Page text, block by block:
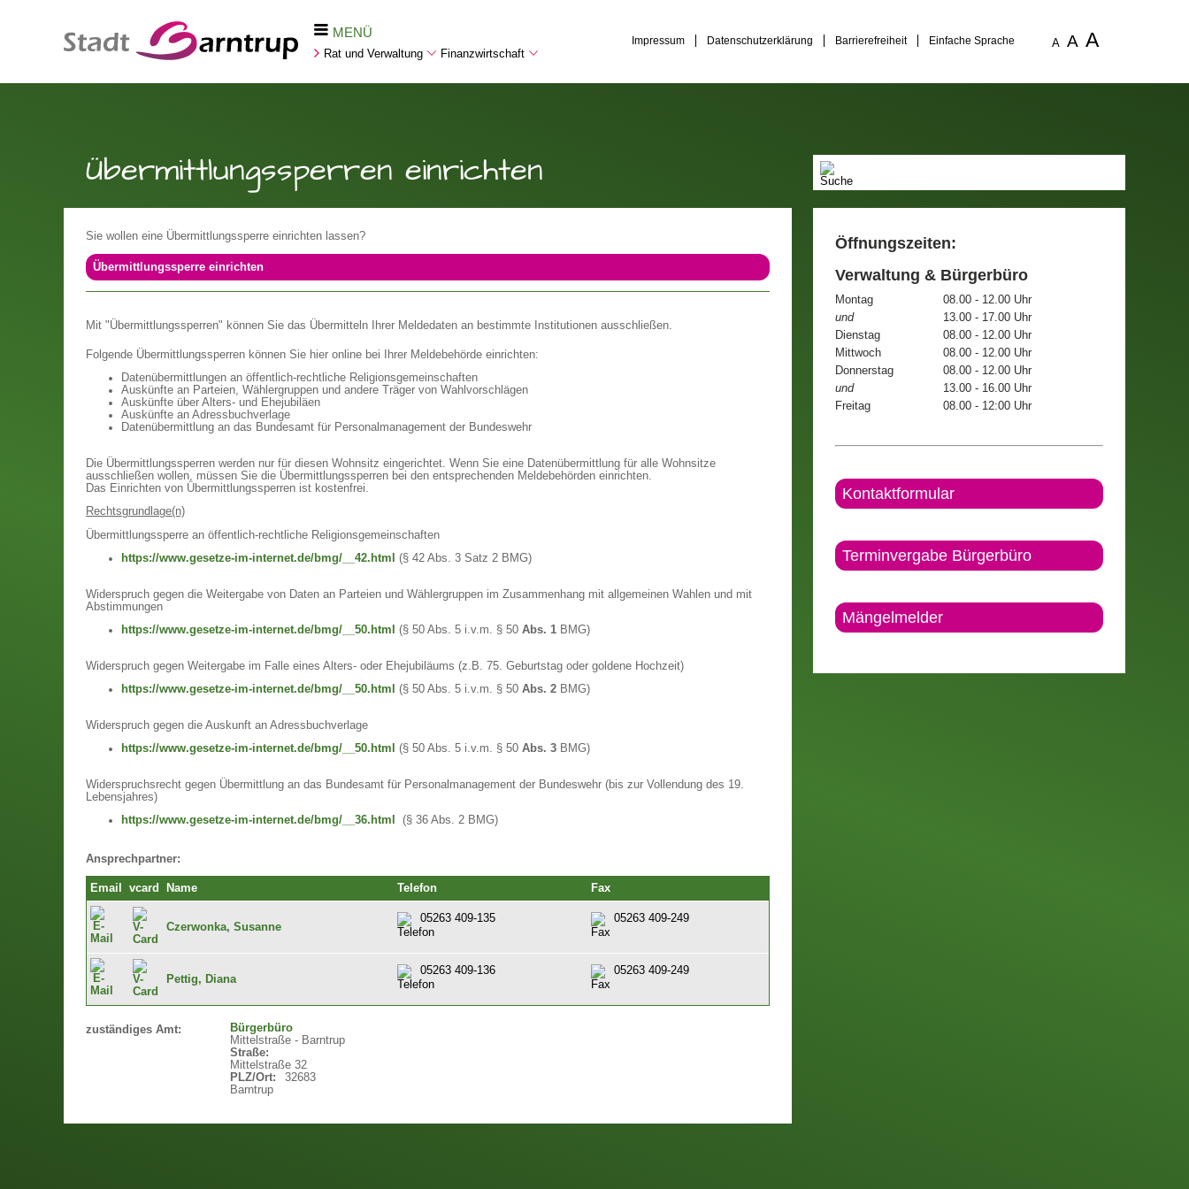
MENÜ
Rat und Verwaltung Finanzwirtschaft
Impressum Datenschutzerklärung Barrierefreiheit Einfache Sprache A A A
Übermittlungssperren einrichten
Sie wollen eine Übermittlungssperre einrichten lassen?
Übermittlungssperre einrichten
Mit "Übermittlungssperren" können Sie das Übermitteln Ihrer Meldedaten an bestimmte Institutionen ausschließen.
Folgende Übermittlungssperren können Sie hier online bei Ihrer Meldebehörde einrichten:
Datenübermittlungen an öffentlich-rechtliche Religionsgemeinschaften
Auskünfte an Parteien, Wählergruppen und andere Träger von Wahlvorschlägen
Auskünfte über Alters- und Ehejubiläen
Auskünfte an Adressbuchverlage
Datenübermittlung an das Bundesamt für Personalmanagement der Bundeswehr
Die Übermittlungssperren werden nur für diesen Wohnsitz eingerichtet. Wenn Sie eine Datenübermittlung für alle Wohnsitze
ausschließen wollen, müssen Sie die Übermittlungssperren bei den entsprechenden Meldebehörden einrichten.
Das Einrichten von Übermittlungssperren ist kostenfrei.
Rechtsgrundlage(n)
Übermittlungssperre an öffentlich-rechtliche Religionsgemeinschaften
https://www.gesetze-im-internet.de/bmg/__42.html
(§ 42 Abs. 3 Satz 2 BMG)
Widerspruch gegen die Weitergabe von Daten an Parteien und Wählergruppen im Zusammenhang mit allgemeinen Wahlen und mit
Abstimmungen
https://www.gesetze-im-internet.de/bmg/__50.html
(§ 50 Abs. 5 i.v.m. § 50 Abs. 1 BMG)
Widerspruch gegen Weitergabe im Falle eines Alters- oder Ehejubiläums (z.B. 75. Geburtstag oder goldene Hochzeit)
https://www.gesetze-im-internet.de/bmg/__50.html
(§ 50 Abs. 5 i.v.m. § 50 Abs. 2 BMG)
Widerspruch gegen die Auskunft an Adressbuchverlage
https://www.gesetze-im-internet.de/bmg/__50.html
(§ 50 Abs. 5 i.v.m. § 50 Abs. 3 BMG)
Widerspruchsrecht gegen Übermittlung an das Bundesamt für Personalmanagement der Bundeswehr (bis zur Vollendung des 19.
Lebensjahres)
https://www.gesetze-im-internet.de/bmg/__36.html
(§ 36 Abs. 2 BMG)
Ansprechpartner:
Email vcard Name Telefon Fax
Czerwonka, Susanne
05263 409-135 05263 409-249
Pettig, Diana
05263 409-136 05263 409-249
zuständiges Amt:
Bürgerbüro
Mittelstraße - Barntrup
Straße:
Mittelstraße 32
PLZ/Ort:
32683
Barntrup
Öffnungszeiten:
Verwaltung & Bürgerbüro
Montag
08.00 - 12.00 Uhr
und
13.00 - 17.00 Uhr
Dienstag
08.00 - 12.00 Uhr
Mittwoch
08.00 - 12.00 Uhr
Donnerstag
08.00 - 12.00 Uhr
und
13.00 - 16.00 Uhr
Freitag
08.00 - 12:00 Uhr
Kontaktformular
Terminvergabe Bürgerbüro
Mängelmelder